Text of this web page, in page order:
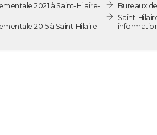
2021 à Saint-Hilaire-
2015 à Saint-Hilaire-
Bureaux
Saint-